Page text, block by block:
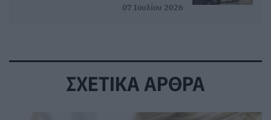
07 Ιουλίου 2026
ΣΧΕΤΙΚΑ ΑΡΘΡΑ